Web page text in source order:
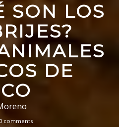
SON LOS
DE
0 comments